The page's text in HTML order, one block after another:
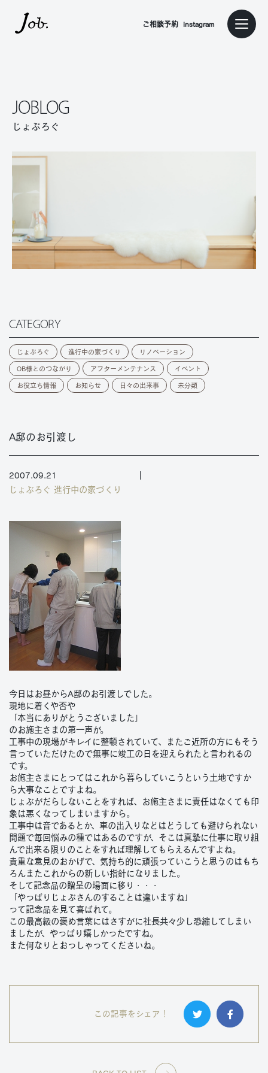
ご相談予約 instagram
メニュ
JOBLOG
じょぶろぐ
CATEGORY
じょぶろぐ 進行中の家づくり リノベーション
OB様とのつながり アフターメンテナンス イベント
お役立ち情報 お知らせ 日々の出来事 未分類
A邸のお引渡し
2007.09.21
じょぶろぐ 進行中の家づくり
今日はお昼からA邸のお引渡しでした。
現地に着くや否や
「本当にありがとうございました」
のお施主さまの第一声が。
工事中の現場がキレイに整頓されていて、またご近所の方にもそう
言っていただけたので無事に竣工の日を迎えられたと言われるの
です。
お施主さまにとってはこれから暮らしていこうという土地ですか
ら大事なことですよね。
じょぶがだらしないことをすれば、お施主さまに責任はなくても印
象は悪くなってしまいますから。
工事中は音であるとか、車の出入りなどはどうしても避けられない
問題で毎回悩みの種ではあるのですが、そこは真摯に仕事に取り組
んで出来る限りのことをすれば理解してもらえるんですよね。
貴重な意見のおかげで、気持ち的に頑張っていこうと思うのはもち
ろんまたこれからの新しい指針になりました。
そして記念品の贈呈の場面に移り・・・
「やっぱりじょぶさんのすることは違いますね」
って記念品を見て喜ばれて。
この最高級の褒め言葉にはさすがに社長共々少し恐縮してしまい
ましたが、やっぱり嬉しかったですね。
また何なりとおっしゃってくださいね。
この記事をシェア！